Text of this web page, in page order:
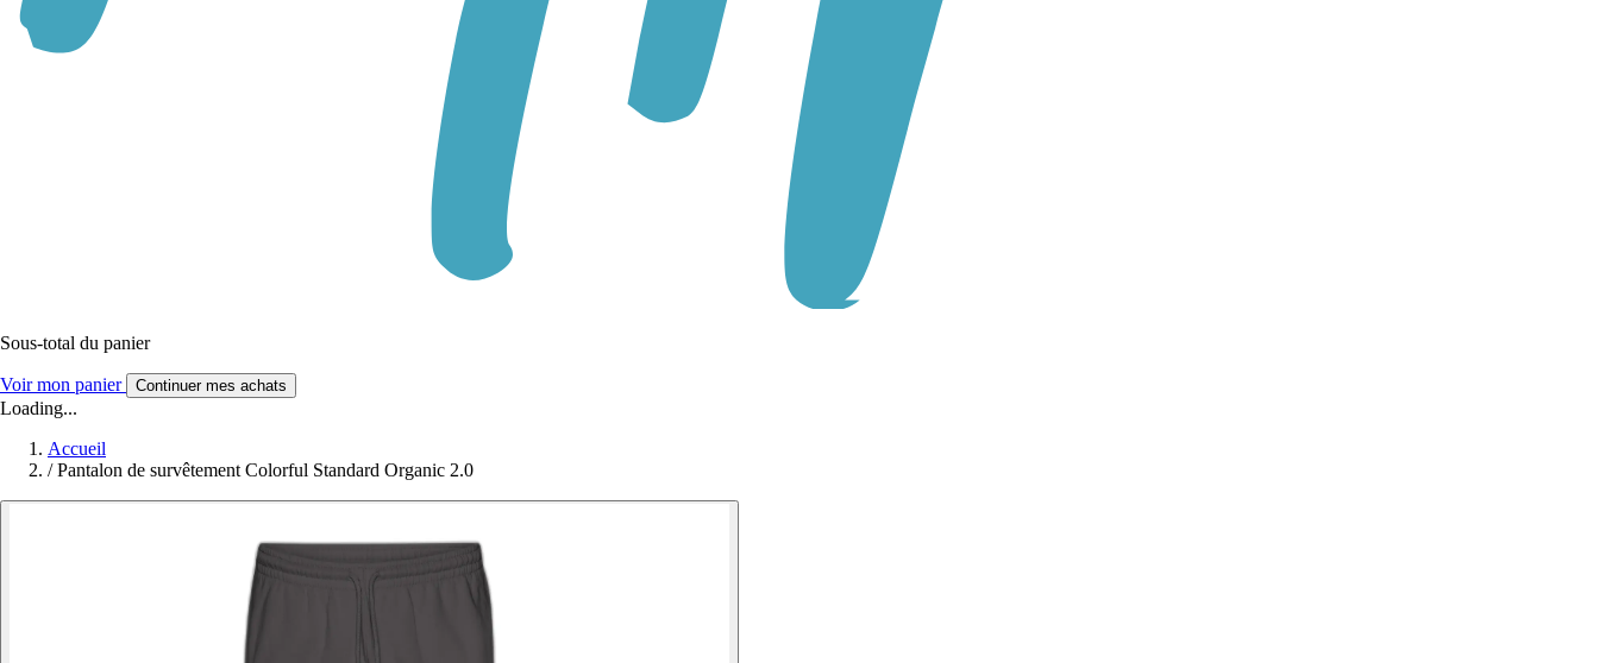
Sous-total du panier
Voir mon panier Continuer mes achats
Loading...
Accueil
/ Pantalon de survêtement Colorful Standard Organic 2.0